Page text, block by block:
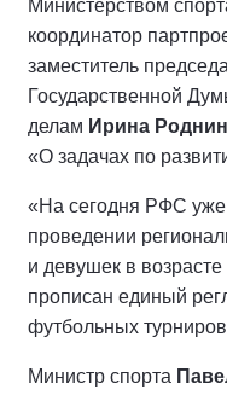
Министерством
координатор
заместитель
Государственной
делам Ирина
«О задачах по
«На сегодня РФС
проведении
и девушек в
прописан единый
футбольных
Министр спорта